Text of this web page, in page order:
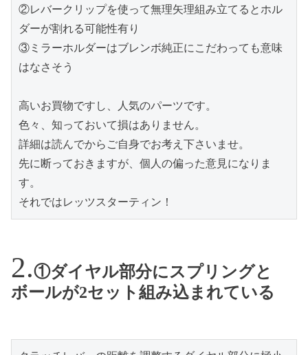
②レバークリップを使って無理矢理組み立てるとホル
ダーが割れる可能性有り
③ミラーホルダーはブレンボ純正にこだわっても意味
はなさそう
高いお買物ですし、人気のパーツです。
色々、知っておいて損はありません。
詳細は読んでからご自身でお考え下さいませ。
先に断っておきますが、個人の偏った意見になりま
す。
それではレッツスターティン！
①ダイヤル部分にスプリングと
ボールが2セット組み込まれている